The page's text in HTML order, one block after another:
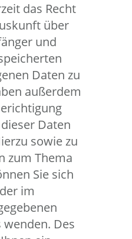
das Recht
über
und
Daten zu
außerdem
Daten
sowie zu
zum Thema
Sie sich
im
Des